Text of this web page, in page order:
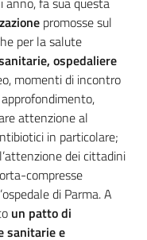
promosse sul
per la salute
ospedaliere
momenti di incontro
attenzione al
in particolare;
dei cittadini
compresse
di Parma. A
un patto di
sanitarie e